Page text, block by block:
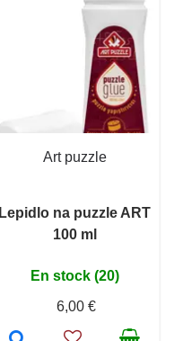
Art puzzle
Lepidlo na puzzle ART
100 ml
En stock (20)
6,00 €